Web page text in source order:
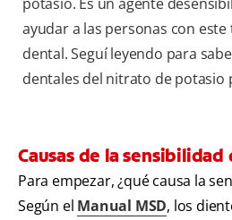
ayudar a las personas con
dental. Seguí leyendo para
dentales del nitrato de potasio
Causas de la sensibilidad
Para empezar, ¿qué causa la
Según el Manual MSD, los